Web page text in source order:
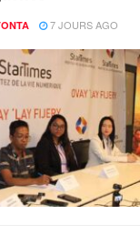
7 JOURS AGO